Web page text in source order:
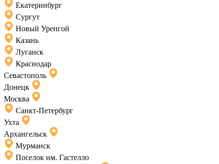
Екатеринбург
Сургут
Новый Уренгой
Казань
Луганск
Краснодар
Севастополь
Донецк
Москва
Санкт-Петербург
Ухта
Архангельск
Мурманск
Поселок им. Гастелло